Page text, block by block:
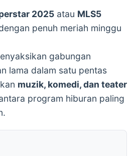
2025 atau MLS5
penuh meriah minggu
gabungan
lama dalam satu pentas
muzik, komedi, dan teater
program hiburan paling